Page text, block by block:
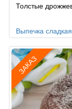
по
Толстые
Выпечка сладкая
ЗАКАЗ